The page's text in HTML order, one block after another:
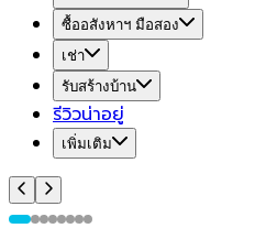
ซื้ออสังหาฯ มือสอง
เช่า
รับสร้างบ้าน
รีวิวน่าอยู่
เพิ่มเติม